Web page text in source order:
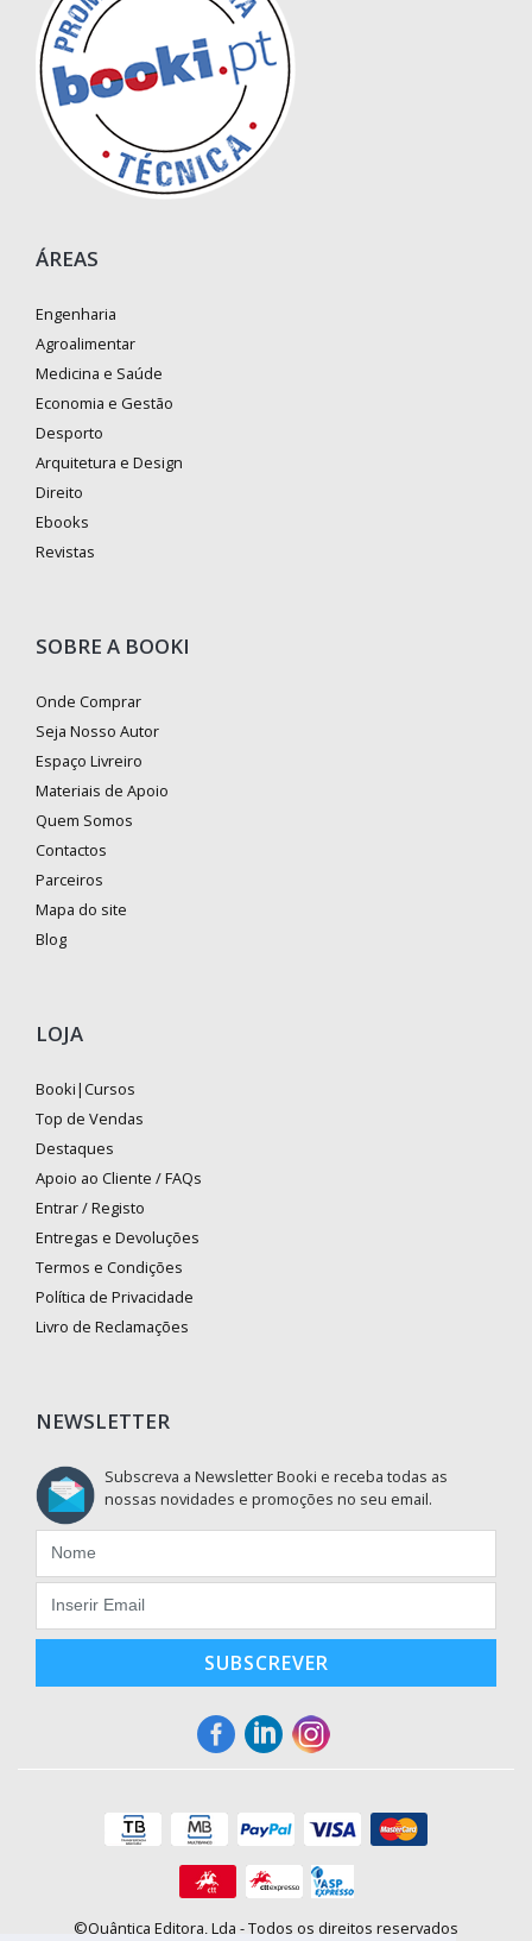
ÁREAS
Engenharia
Agroalimentar
Medicina e Saúde
Economia e Gestão
Desporto
Arquitetura e Design
Direito
Ebooks
Revistas
SOBRE A BOOKI
Onde Comprar
Seja Nosso Autor
Espaço Livreiro
Materiais de Apoio
Quem Somos
Contactos
Parceiros
Mapa do site
Blog
LOJA
Booki|Cursos
Top de Vendas
Destaques
Apoio ao Cliente / FAQs
Entrar / Registo
Entregas e Devoluções
Termos e Condições
Política de Privacidade
Livro de Reclamações
NEWSLETTER
Subscreva a Newsletter Booki e receba todas as
nossas novidades e promoções no seu email.
SUBSCREVER
©Quântica Editora, Lda - Todos os direitos reservados